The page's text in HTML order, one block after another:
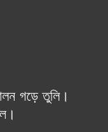
গড়ে তুলি।